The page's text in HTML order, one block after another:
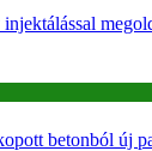
betonból új